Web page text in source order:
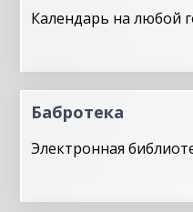
Календарь на любой
Бабротека
Электронная